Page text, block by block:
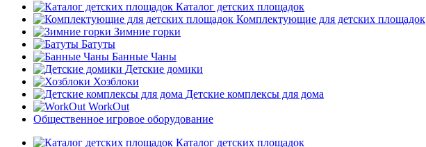
Каталог детских площадок
Комплектующие для детских площадок
Зимние горки
Батуты
Банные Чаны
Детские домики
Хозблоки
Детские комплексы для дома
WorkOut
Общественное игровое оборудование
Каталог детских площадок